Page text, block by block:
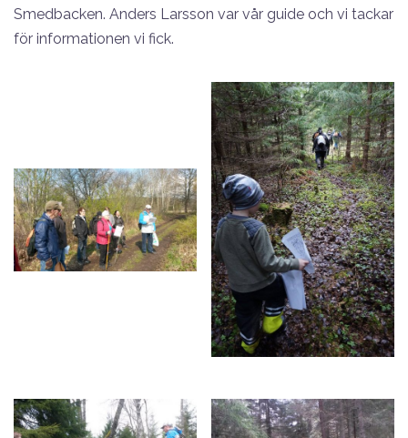
Smedbacken. Anders Larsson var vår guide och vi tackar
för informationen vi fick.